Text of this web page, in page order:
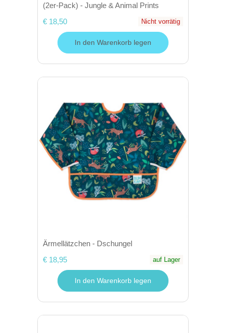
(2er-Pack) - Jungle & Animal Prints
€ 18,50
Nicht vorrätig
In den Warenkorb legen
Ärmellätzchen - Dschungel
€ 18,95
auf Lager
In den Warenkorb legen